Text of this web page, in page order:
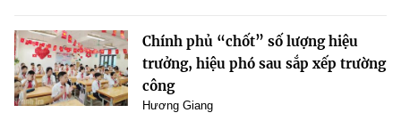
Chính phủ “chốt” số lượng hiệu
trưởng, hiệu phó sau sắp xếp trường
công
Hương Giang